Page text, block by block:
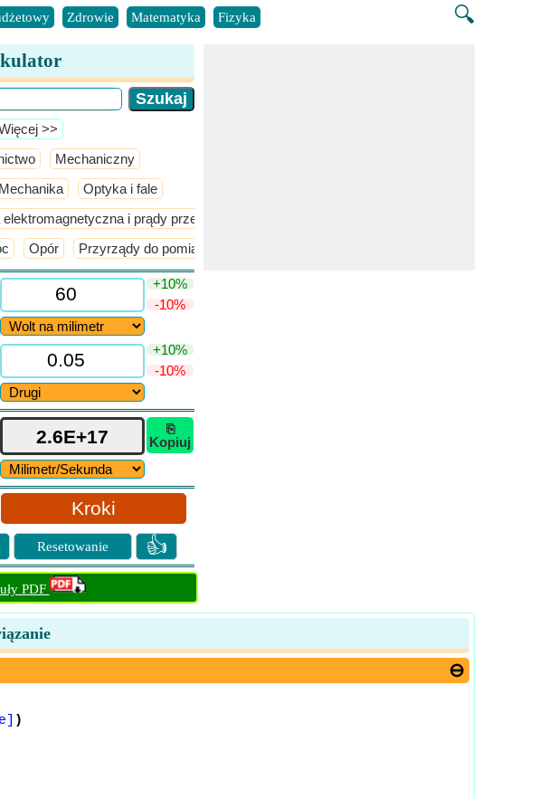
🔍
Zdrowie Matematyka Fizyka
>>
Mechaniczny
Mechanika Optyka i fale
i prądy przemienne
Opór Przyrządy do pomiaru napięcia i prądu
+10%
-10%
+10%
-10%
⎘
Kopiuj
Kroki
Resetowanie 👍
PDF
)